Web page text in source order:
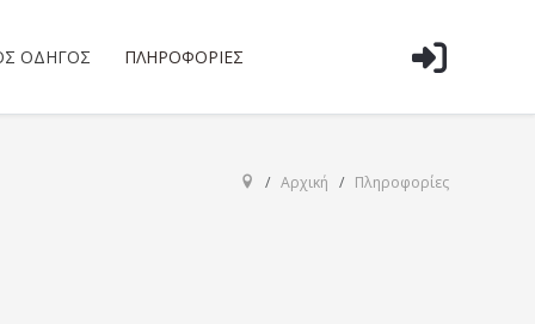
ΟΔΗΓΌΣ ΠΛΗΡΟΦΟΡΊΕΣ
Αρχική Πληροφορίες